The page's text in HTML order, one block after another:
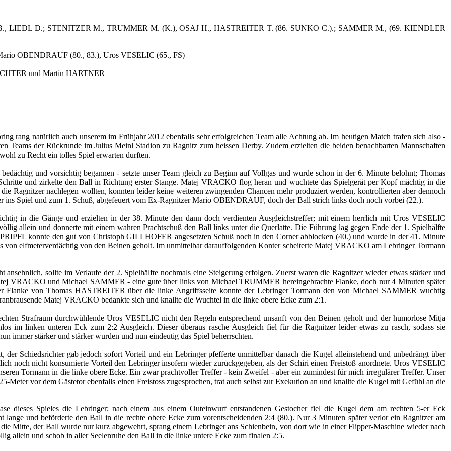
LIEDL D.; STENITZER M., TRUMMER M. (K.), OSAJ H., HASTREITER T. (86. SUNKO C.).; SAMMER M., (69. KIENDLER
OBENDRAUF (80., 83.), Uros VESELIC (65., FS)
und Martin HARTNER
rang natürlich auch unserem im Frühjahr 2012 ebenfalls sehr erfolgreichen Team alle Achtung ab. Im heutigen Match trafen sich also -
Teams der Rückrunde im Julius Meinl Stadion zu Ragnitz zum heissen Derby. Zudem erzielten die beiden benachbarten Mannschaften
zu Recht ein tolles Spiel erwarten durften.
und vorsichtig begannen - setzte unser Team gleich zu Beginn auf Vollgas und wurde schon in der 6. Minute belohnt; Thomas
und zirkelte den Ball in Richtung erster Stange. Matej VRACKO flog heran und wuchtete das Spielgerät per Kopf mächtig in die
Ragnitzer nachlegen wollten, konnten leider keine weiteren zwingenden Chancen mehr produziert werden, kontrollierten aber dennoch
ins Spiel und zum 1. Schuß, abgefeuert vom Ex-Ragnitzer Mario OBENDRAUF, doch der Ball strich links doch noch vorbei (22.).
in die Gänge und erzielten in der 38. Minute den dann doch verdienten Ausgleichstreffer; mit einem herrlich mit Uros VESELIC
allein und donnerte mit einem wahren Prachtschuß den Ball links unter die Querlatte. Die Führung lag gegen Ende der 1. Spielhälfte
konnte den gut von Christoph GILLHOFER angesetzten Schuß noch in den Corner abblocken (40.) und wurde in der 41. Minute
elfmeterverdächtig von den Beinen geholt. Im unmittelbar darauffolgenden Konter scheiterte Matej VRACKO am Lebringer Tormann
sollte im Verlaufe der 2. Spielhälfte nochmals eine Steigerung erfolgen. Zuerst waren die Ragnitzer wieder etwas stärker und
VRACKO und Michael SAMMER - eine gute über links von Michael TRUMMER hereingebrachte Flanke, doch nur 4 Minuten später
Flanke von Thomas HASTREITER über die linke Angriffsseite konnte der Lebringer Tormann den von Michael SAMMER wuchtig
Matej VRACKO bedankte sich und knallte die Wuchtel in die linke obere Ecke zum 2:1.
Strafraum durchwühlende Uros VESELIC nicht den Regeln entsprechend unsanft von den Beinen geholt und der humorlose Mitja
im linken unteren Eck zum 2:2 Ausgleich. Dieser überaus rasche Ausgleich fiel für die Ragnitzer leider etwas zu rasch, sodass sie
immer stärker und stärker wurden und nun eindeutig das Spiel beherrschten.
Schiedsrichter gab jedoch sofort Vorteil und ein Lebringer pfefferte unmittelbar danach die Kugel alleinstehend und unbedrängt über
noch nicht konsumierte Vorteil den Lebringer insofern wieder zurückgegeben, als der Schiri einen Freistoß anordnete. Uros VESELIC
Tormann in die linke obere Ecke. Ein zwar prachtvoller Treffer - kein Zweifel - aber ein zumindest für mich irregulärer Treffer. Unser
vor dem Gästetor ebenfalls einen Freistoss zugesprochen, trat auch selbst zur Exekution an und knallte die Kugel mit Gefühl an die
dieses Spieles die Lebringer; nach einem aus einem Outeinwurf entstandenen Gestocher fiel die Kugel dem am rechten 5-er Eck
und beförderte den Ball in die rechte obere Ecke zum vorentscheidenden 2:4 (80.). Nur 3 Minuten später verlor ein Ragnitzer am
Mitte, der Ball wurde nur kurz abgewehrt, sprang einem Lebringer ans Schienbein, von dort wie in einer Flipper-Maschine wieder nach
allein und schob in aller Seelenruhe den Ball in die linke untere Ecke zum finalen 2:5.